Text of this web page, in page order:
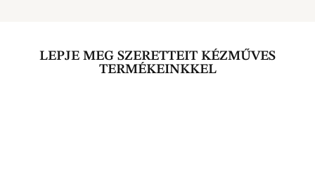
LEPJE MEG SZERETTEIT KÉZMŰVES
TERMÉKEINKKEL